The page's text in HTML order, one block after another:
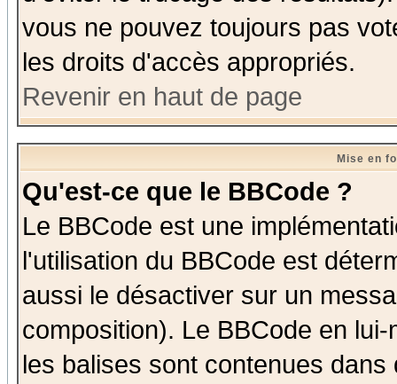
vous ne pouvez toujours pas
les droits d'accès appropriés.
Revenir en haut de page
Mise en
Qu'est-ce que le BBCode ?
Le BBCode est une
l'utilisation du BBCode est
aussi le désactiver sur un
composition). Le BBCode en
les balises sont contenues